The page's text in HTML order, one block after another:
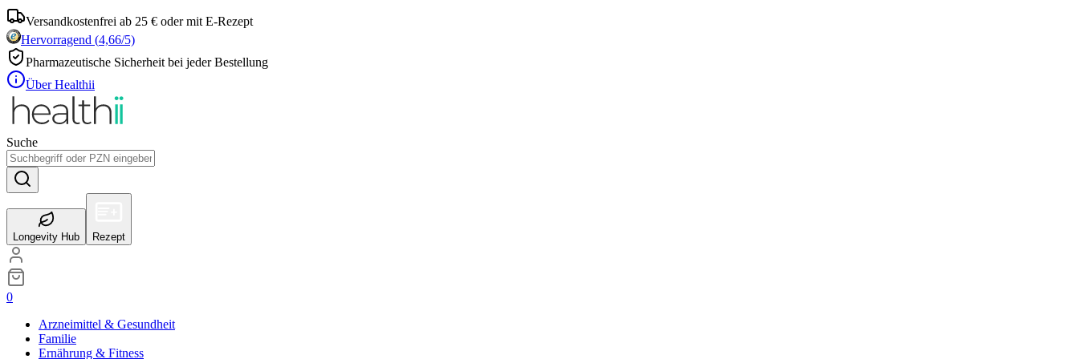
Versandkostenfrei ab 25 € oder mit E-Rezept
Hervorragend (4,66/5)
Pharmazeutische Sicherheit bei jeder Bestellung
Über Healthii
Suche
Longevity Hub Rezept
0
Arzneimittel & Gesundheit
Familie
Ernährung & Fitness